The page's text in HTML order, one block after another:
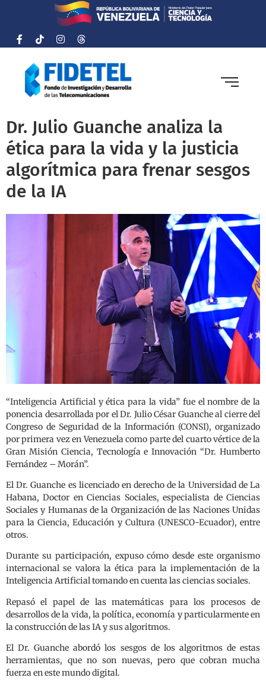
Dr. Julio Guanche analiza la
ética para la vida y la justicia
algorítmica para frenar sesgos
de la IA
“Inteligencia Artificial y ética para la vida” fue el nombre de la
ponencia desarrollada por el Dr. Julio César Guanche al cierre del
Congreso de Seguridad de la Información (CONSI), organizado
por primera vez en Venezuela como parte del cuarto vértice de la
Gran Misión Ciencia, Tecnología e Innovación “Dr. Humberto
Fernández – Morán”.
El Dr. Guanche es licenciado en derecho de la Universidad de La
Habana, Doctor en Ciencias Sociales, especialista de Ciencias
Sociales y Humanas de la Organización de las Naciones Unidas
para la Ciencia, Educación y Cultura (UNESCO-Ecuador), entre
otros.
Durante su participación, expuso cómo desde este organismo
internacional se valora la ética para la implementación de la
Inteligencia Artificial tomando en cuenta las ciencias sociales.
Repasó el papel de las matemáticas para los procesos de
desarrollos de la vida, la política, economía y particularmente en
la construcción de las IA y sus algoritmos.
El Dr. Guanche abordó los sesgos de los algoritmos de estas
herramientas, que no son nuevas, pero que cobran mucha
fuerza en este mundo digital.